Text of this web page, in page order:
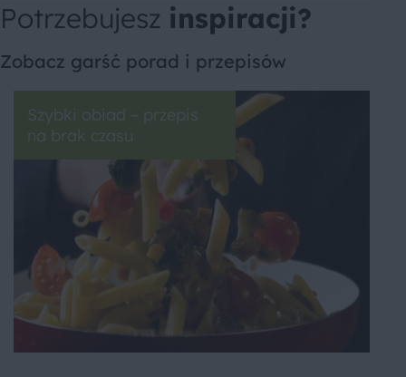
Potrzebujesz inspiracji?
Zobacz garść porad i przepisów
Szybki obiad – przepis
na brak czasu